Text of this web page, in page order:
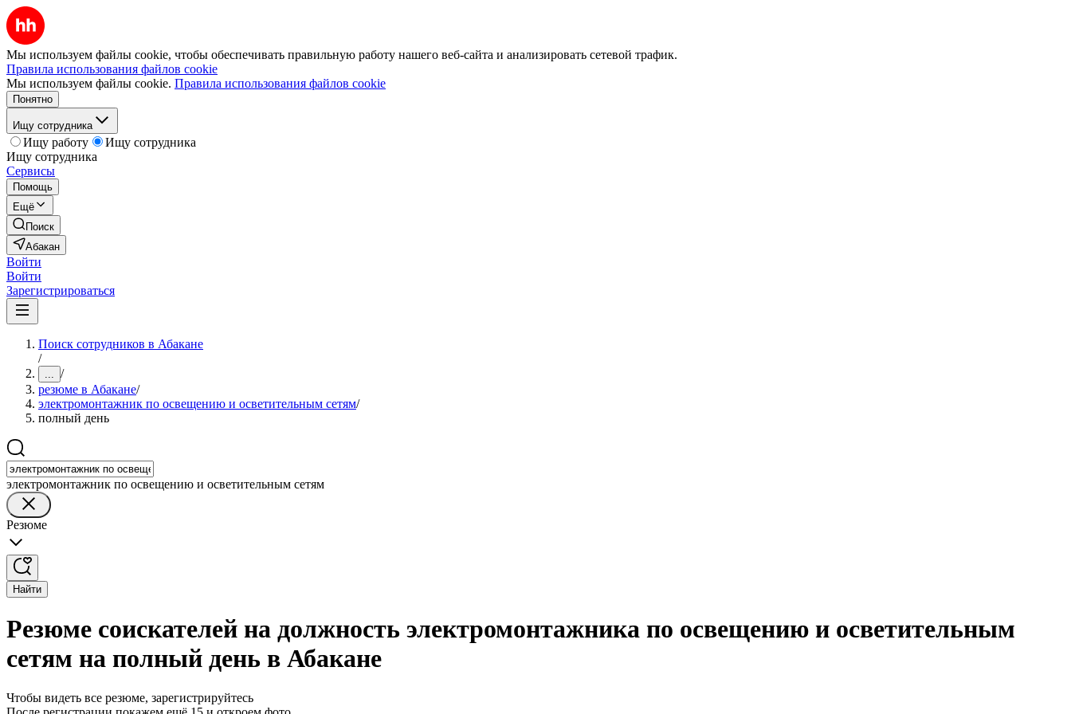
Мы используем файлы cookie, чтобы обеспечивать правильную работу нашего веб-сайта и анализировать сетевой трафик.
Правила использования файлов cookie
Мы используем файлы cookie. Правила использования файлов cookie
Понятно
Ищу сотрудника
Ищу работу
Ищу сотрудника
Ищу сотрудника
Сервисы
Помощь
Ещё
Поиск
Абакан
Войти
Войти
Зарегистрироваться
Поиск сотрудников в Абакане
/
... /
резюме в Абакане/
электромонтажник по освещению и осветительным сетям/
полный день
электромонтажник по освещению и осветительным сетям
Резюме
Найти
Резюме соискателей на должность электромонтажника по освещению и осветительным
сетям на полный день в Абакане
Чтобы видеть все резюме, зарегистрируйтесь